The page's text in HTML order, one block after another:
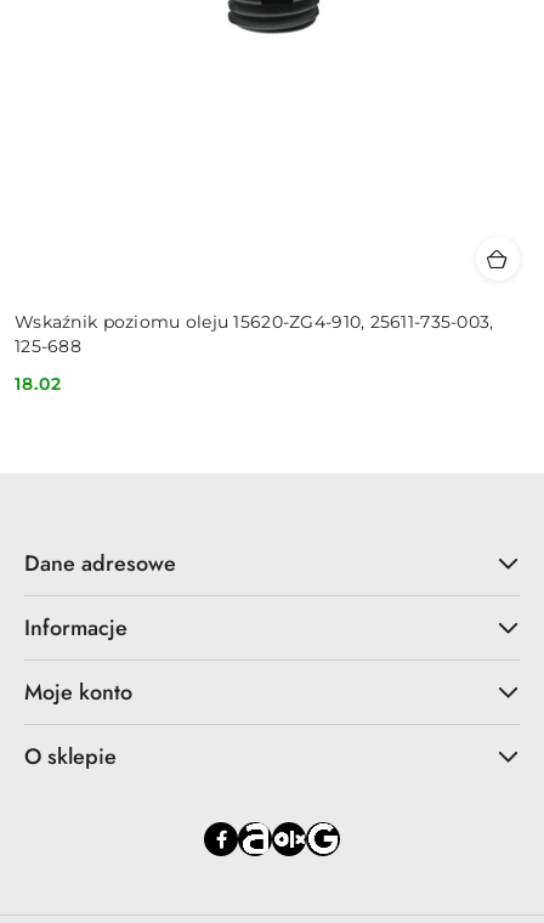
Wskaźnik poziomu oleju 15620-ZG4-910, 25611-735-003,
125-688
Cena:
18.02
Dane adresowe
Informacje
Moje konto
O sklepie